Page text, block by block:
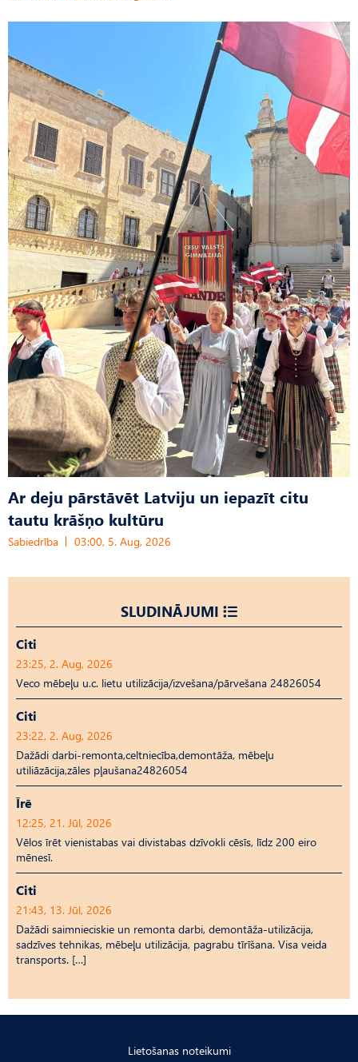
Ar deju pārstāvēt Latviju un iepazīt citu
tautu krāšņo kultūru
Sabiedrība 03:00, 5. Aug, 2026
SLUDINĀJUMI
Citi
23:25, 2. Aug, 2026
Veco mēbeļu u.c. lietu utilizācija/izvešana/pārvešana 24826054
Citi
23:22, 2. Aug, 2026
Dažādi darbi-remonta,celtniecība,demontāža, mēbeļu
utiliāzācija,zāles pļaušana24826054
Īrē
12:25, 21. Jūl, 2026
Vēlos īrēt vienistabas vai divistabas dzīvokli cēsīs, līdz 200 eiro
mēnesī.
Citi
21:43, 13. Jūl, 2026
Dažādi saimnieciskie un remonta darbi, demontāža-utilizācija,
sadzīves tehnikas, mēbeļu utilizācija, pagrabu tīrīšana. Visa veida
transports. […]
Lietošanas noteikumi